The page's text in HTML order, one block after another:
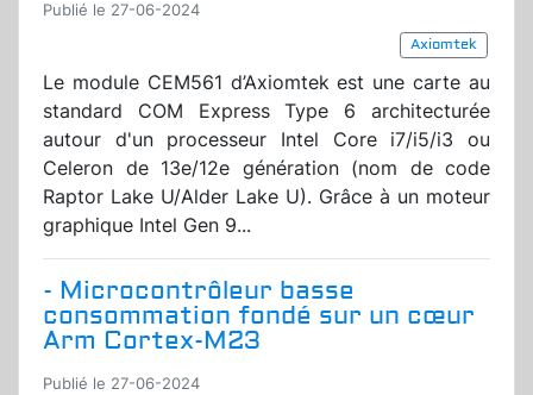
Publié le 27-06-2024
Axiomtek
Le module CEM561 d’Axiomtek est une carte au
standard COM Express Type 6 architecturée
autour d'un processeur Intel Core i7/i5/i3 ou
Celeron de 13e/12e génération (nom de code
Raptor Lake U/Alder Lake U). Grâce à un moteur
graphique Intel Gen 9...
- Microcontrôleur basse
consommation fondé sur un cœur
Arm Cortex-M23
Publié le 27-06-2024